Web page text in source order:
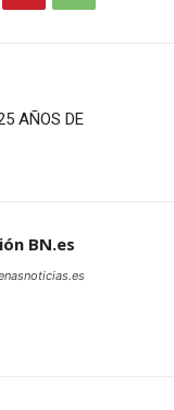
AÑOS DE
BN.es